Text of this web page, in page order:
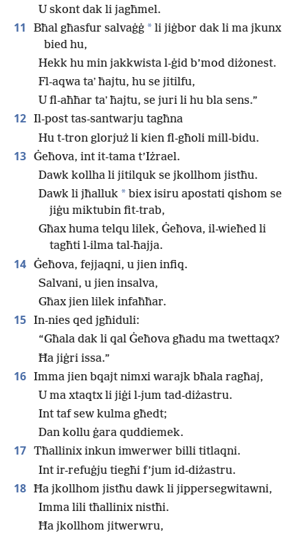
U skont dak li jagħmel.
11 Bħal għasfur salvaġġ * li jiġbor dak li ma jkunx
bied hu,
Hekk hu min jakkwista l-ġid b’mod diżonest.
Fl-aqwa taʼ ħajtu, hu se jitilfu,
U fl-aħħar taʼ ħajtu, se juri li hu bla sens.”
12 Il-post tas-santwarju tagħna
Hu t-tron glorjuż li kien fl-għoli mill-bidu.
13 Ġeħova, int it-tama t’Iżrael.
Dawk kollha li jitilquk se jkollhom jistħu.
Dawk li jħalluk * biex isiru apostati qishom se
jiġu miktubin fit-trab,
Għax huma telqu lilek, Ġeħova, il-wieħed li
tagħti l-ilma tal-ħajja.
14 Ġeħova, fejjaqni, u jien infiq.
Salvani, u jien insalva,
Għax jien lilek infaħħar.
15 In-nies qed jgħiduli:
“Għala dak li qal Ġeħova għadu ma twettaqx?
Ħa jiġri issa.”
16 Imma jien bqajt nimxi warajk bħala ragħaj,
U ma xtaqtx li jiġi l-jum tad-diżastru.
Int taf sew kulma għedt;
Dan kollu ġara quddiemek.
17 Tħallinix inkun imwerwer billi titlaqni.
Int ir-refuġju tiegħi f’jum id-diżastru.
18 Ħa jkollhom jistħu dawk li jippersegwitawni,
Imma lili tħallinix nistħi.
Ħa jkollhom jitwerwru,